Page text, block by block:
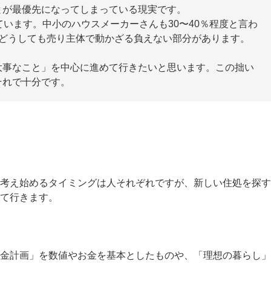
最優先になってしまっている現実です。
ます。中小のハウスメーカーさんも30〜40％程度と言わ
しても売り主体で動かざる負えない部分があります。
なこと」を中心に進めて行きたいと思います。この拙い
で十分です。
え始めるタイミングは人それぞれですが、新しい住処を探す
行きます。
画」を数値やお金を基本としたものや、「理想の暮らし」